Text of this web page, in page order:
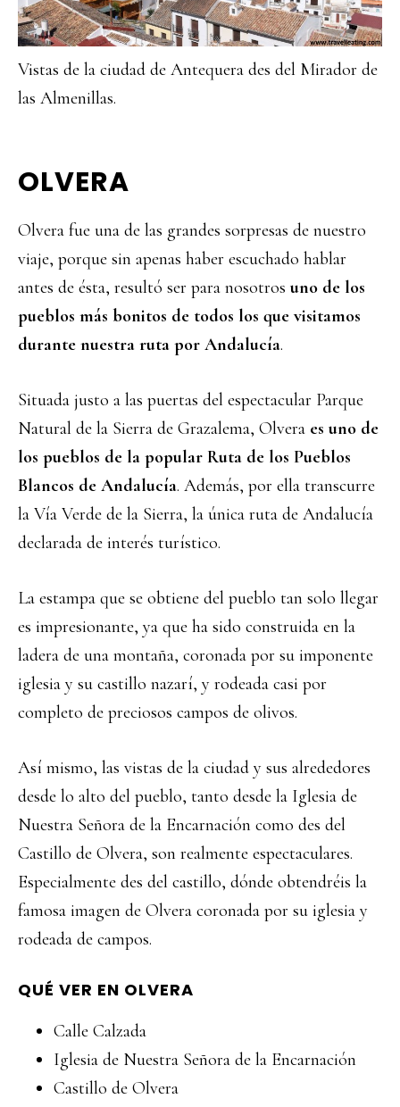
Vistas de la ciudad de Antequera des del Mirador de
las Almenillas.
OLVERA
Olvera fue una de las grandes sorpresas de nuestro
viaje, porque sin apenas haber escuchado hablar
antes de ésta, resultó ser para nosotros uno de los
pueblos más bonitos de todos los que visitamos
durante nuestra ruta por Andalucía.
Situada justo a las puertas del espectacular Parque
Natural de la Sierra de Grazalema, Olvera es uno de
los pueblos de la popular Ruta de los Pueblos
Blancos de Andalucía. Además, por ella transcurre
la Vía Verde de la Sierra, la única ruta de Andalucía
declarada de interés turístico.
La estampa que se obtiene del pueblo tan solo llegar
es impresionante, ya que ha sido construida en la
ladera de una montaña, coronada por su imponente
iglesia y su castillo nazarí, y rodeada casi por
completo de preciosos campos de olivos.
Así mismo, las vistas de la ciudad y sus alrededores
desde lo alto del pueblo, tanto desde la Iglesia de
Nuestra Señora de la Encarnación como des del
Castillo de Olvera, son realmente espectaculares.
Especialmente des del castillo, dónde obtendréis la
famosa imagen de Olvera coronada por su iglesia y
rodeada de campos.
QUÉ VER EN OLVERA
Calle Calzada
Iglesia de Nuestra Señora de la Encarnación
Castillo de Olvera